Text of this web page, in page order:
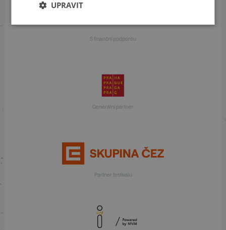
S finanční podporou
Generální partner
Partner festivalu
UPRAVIT